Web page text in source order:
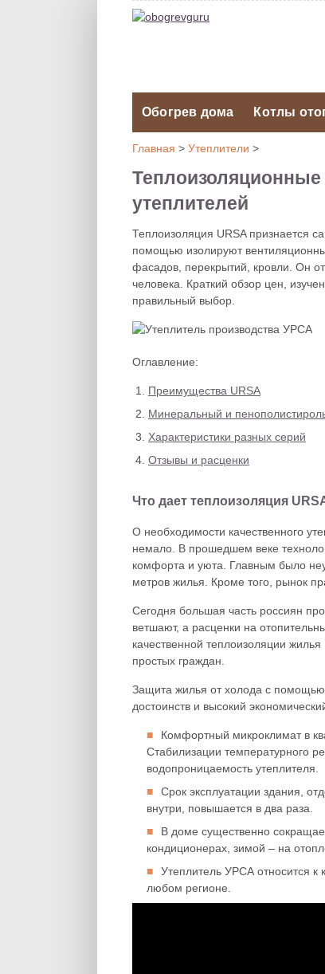
Обогрев дома Котлы
Главная > Утеплители >
утеплителей
Теплоизоляция URSA признается
помощью изолируют
фасадов, перекрытий, кровли. Он
человека. Краткий обзор цен,
правильный выбор.
Оглавление:
Преимущества URSA
Минеральный и
Характеристики разных серий
Отзывы и расценки
Что дает теплоизоляция
О необходимости качественного
немало. В прошедшем веке
комфорта и уюта. Главным было
метров жилья. Кроме того, рынок
Сегодня большая часть россиян
ветшают, а расценки на
качественной теплоизоляции
простых граждан.
Защита жилья от холода с помощью
достоинств и высокий
Комфортный микроклимат в
Стабилизации температурного
водопроницаемость утеплителя.
Срок эксплуатации здания,
внутри, повышается в два раза.
В доме существенно
кондиционерах, зимой – на
Утеплитель УРСА относится к
любом регионе.